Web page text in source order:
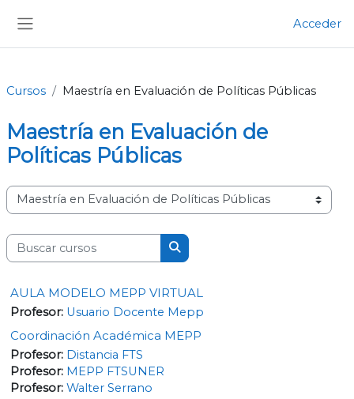
Acceder
Cursos Maestría en Evaluación de Políticas Públicas
Maestría en Evaluación de
Políticas Públicas
Categorías
Buscar cursos
Buscar cursos
AULA MODELO MEPP VIRTUAL
Profesor: Usuario Docente Mepp
Coordinación Académica MEPP
Profesor: Distancia FTS
Profesor: MEPP FTSUNER
Profesor: Walter Serrano